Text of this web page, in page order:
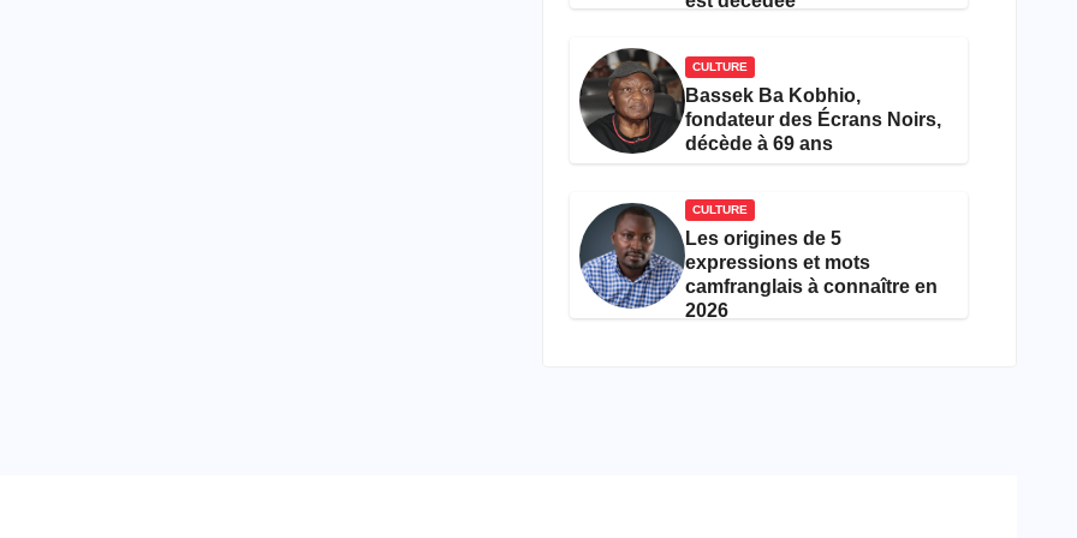
CULTURE
Bassek Ba Kobhio,
fondateur des Écrans Noirs,
décède à 69 ans
CULTURE
Les origines de 5
expressions et mots
camfranglais à connaître en
2026